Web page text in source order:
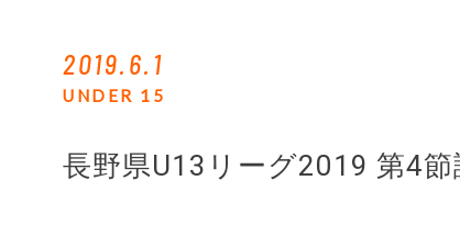
2019.6.1
UNDER 15
長野県U13リーグ2019 第4節